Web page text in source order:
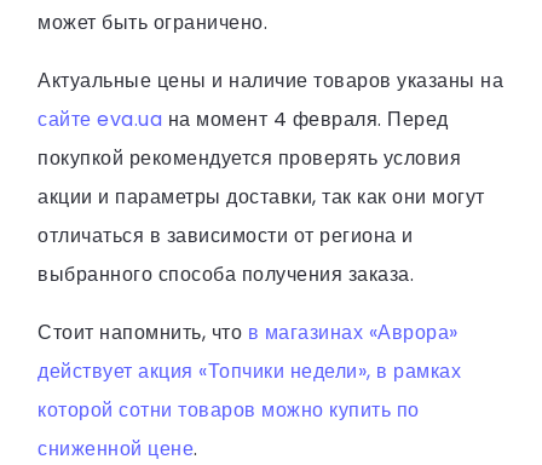
может быть ограничено.
Актуальные цены и наличие товаров указаны на
сайте eva.ua на момент 4 февраля. Перед
покупкой рекомендуется проверять условия
акции и параметры доставки, так как они могут
отличаться в зависимости от региона и
выбранного способа получения заказа.
Стоит напомнить, что в магазинах «Аврора»
действует акция «Топчики недели», в рамках
которой сотни товаров можно купить по
сниженной цене.